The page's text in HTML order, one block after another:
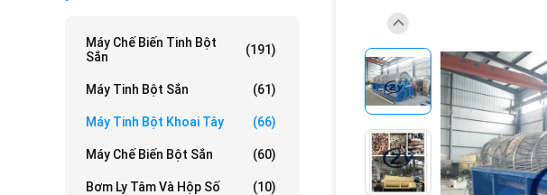
Máy Chế Biến Tinh Bột
Sắn
(191)
Máy Tinh Bột Sắn (61)
Máy Tinh Bột Khoai Tây (66)
Máy Chế Biến Bột Sắn (60)
Bơm Ly Tâm Và Hộp Số (10)